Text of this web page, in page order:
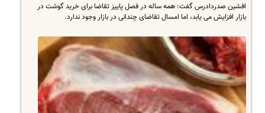
افشین صدردادرس گفت: همه ساله در فصل پاییز تقاضا برای خرید گوشت در
بازار افزایش می یابد، اما امسال تقاضای چندانی در بازار وجود ندارد.